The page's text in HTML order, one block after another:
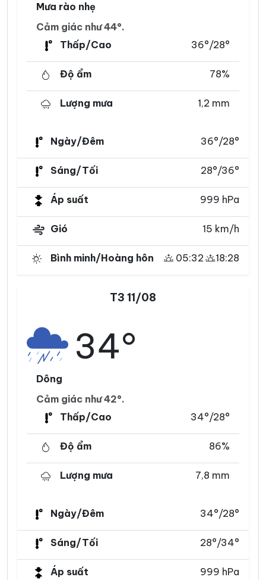
Mưa rào nhẹ
Cảm giác như 44°.
Thấp/Cao
36°/28°
Độ ẩm 78%
Lượng mưa 1,2 mm
Ngày/Đêm 36°/28°
Sáng/Tối 28°/36°
Áp suất 999 hPa
Gió 15 km/h
Bình minh/Hoàng hôn 05:32 18:28
T3 11/08
34°
Dông
Cảm giác như 42°.
Thấp/Cao
34°/28°
Độ ẩm 86%
Lượng mưa 7,8 mm
Ngày/Đêm 34°/28°
Sáng/Tối 28°/34°
Áp suất 999 hPa